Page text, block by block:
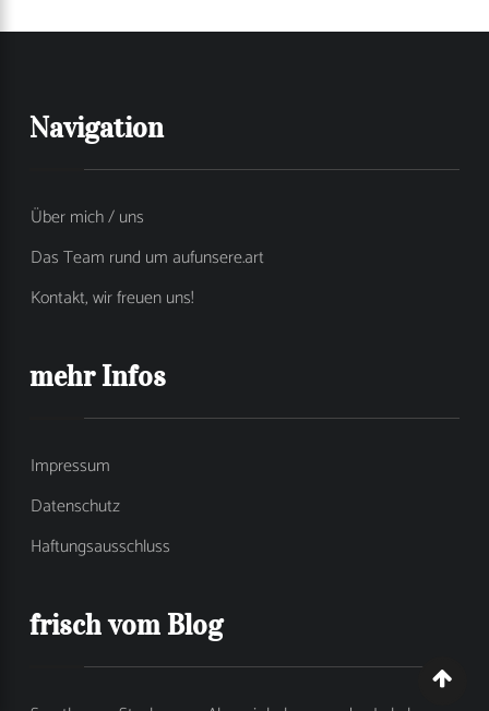
Navigation
Über mich / uns
Das Team rund um aufunsere.art
Kontakt, wir freuen uns!
mehr Infos
Impressum
Datenschutz
Haftungsausschluss
frisch vom Blog